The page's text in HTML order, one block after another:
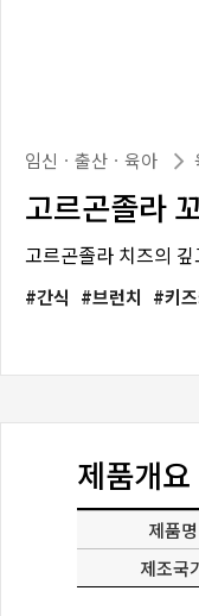
임신ㆍ출산ㆍ육아
고르곤졸라
고르곤졸라 치즈의
간식 브런치 키
제품개요
제품명
제조국